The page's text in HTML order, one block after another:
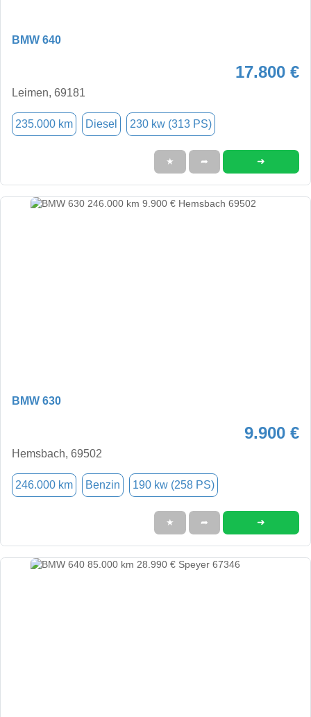
BMW 640
17.800 €
Leimen, 69181
235.000 km Diesel 230 kw (313 PS)
★ ➦ ➜
BMW 630
9.900 €
Hemsbach, 69502
246.000 km Benzin 190 kw (258 PS)
★ ➦ ➜